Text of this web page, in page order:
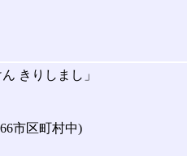
きりしまし」
市区町村中)